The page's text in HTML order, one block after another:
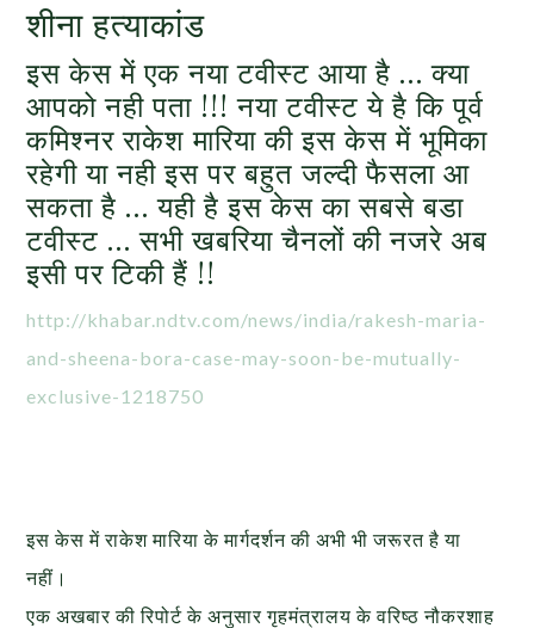
शीना हत्याकांड
इस केस में एक नया टवीस्ट आया है … क्या
आपको नही पता !!! नया टवीस्ट ये है कि पूर्व
कमिश्नर राकेश मारिया की इस केस में भूमिका
रहेगी या नही इस पर बहुत जल्दी फैसला आ
सकता है … यही है इस केस का सबसे बडा
टवीस्ट … सभी खबरिया चैनलों की नजरे अब
इसी पर टिकी हैं !!
http://khabar.ndtv.com/news/india/rakesh-maria-
and-sheena-bora-case-may-soon-be-mutually-
exclusive-1218750
इस केस में राकेश मारिया के मार्गदर्शन की अभी भी जरूरत है या
नहीं।
एक अखबार की रिपोर्ट के अनुसार गृहमंत्रालय के वरिष्ठ नौकरशाह